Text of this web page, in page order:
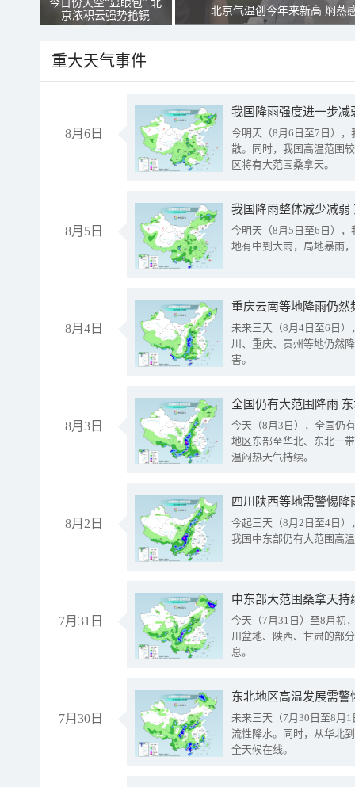
今日份天空“显眼包” 北
京浓积云强势抢镜
北京气温创今年来新高 焖蒸
重大天气事件
8月6日
今明天（8月6日至7日）
散。同时，我国高温范围
区将有大范围桑拿天。
8月5日
我国降雨整体减少减弱
今明天（8月5日至6日）
地有中到大雨，局地暴雨
8月4日
重庆云南等地降雨仍然
未来三天（8月4日至6日
川、重庆、贵州等地仍然
害。
8月3日
全国仍有大范围降雨
今天（8月3日），全国仍
地区东部至华北、东北一
温闷热天气持续。
8月2日
今起三天（8月2日至4日
我国中东部仍有大范围高
7月31日
中东部大范围桑拿天
今天（7月31日）至8月初
川盆地、陕西、甘肃的部
息。
7月30日
东北地区高温发展需
未来三天（7月30日至8月
流性降水。同时，从华北
全天候在线。